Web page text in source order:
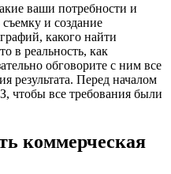
ваши потребности и
и создание
какого найти
в реальность, как
обговорите с ним все
результата. Перед началом
чтобы все требования были
коммерческая